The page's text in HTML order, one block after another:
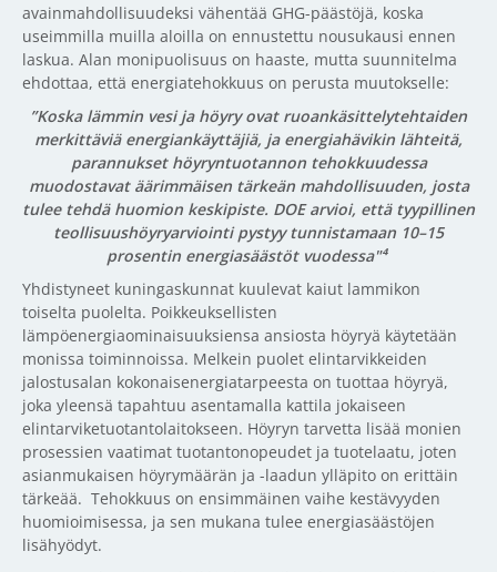
avainmahdollisuudeksi vähentää GHG-päästöjä, koska
useimmilla muilla aloilla on ennustettu nousukausi ennen
laskua. Alan monipuolisuus on haaste, mutta suunnitelma
ehdottaa, että energiatehokkuus on perusta muutokselle:
”Koska lämmin vesi ja höyry ovat ruoankäsittelytehtaiden
merkittäviä energiankäyttäjiä, ja energiahävikin lähteitä,
parannukset höyryntuotannon tehokkuudessa
muodostavat äärimmäisen tärkeän mahdollisuuden, josta
tulee tehdä huomion keskipiste. DOE arvioi, että tyypillinen
teollisuushöyryarviointi pystyy tunnistamaan 10–15
prosentin energiasäästöt vuodessa"⁴
Yhdistyneet kuningaskunnat kuulevat kaiut lammikon
toiselta puolelta. Poikkeuksellisten
lämpöenergiaominaisuuksiensa ansiosta höyryä käytetään
monissa toiminnoissa. Melkein puolet elintarvikkeiden
jalostusalan kokonaisenergiatarpeesta on tuottaa höyryä,
joka yleensä tapahtuu asentamalla kattila jokaiseen
elintarviketuotantolaitokseen. Höyryn tarvetta lisää monien
prosessien vaatimat tuotantonopeudet ja tuotelaatu, joten
asianmukaisen höyrymäärän ja -laadun ylläpito on erittäin
tärkeää. Tehokkuus on ensimmäinen vaihe kestävyyden
huomioimisessa, ja sen mukana tulee energiasäästöjen
lisähyödyt.